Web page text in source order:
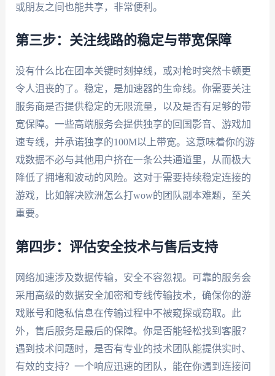
或朋友之间也能共享，非常便利。
第三步：关注线路的稳定与带宽保障
没有什么比在团本关键时刻掉线，或对枪时突然卡顿更
令人沮丧的了。稳定，是加速器的生命线。你需要关注
服务商是否提供稳定的无限流量，以及是否有足够的带
宽保障。一些高端服务会提供独享的回国影音、游戏加
速专线，并承诺独享的100M以上带宽。这意味着你的游
戏数据不必与其他用户挤在一条公共通道里，从而极大
降低了拥堵和波动的风险。这对于需要持续稳定连接的
游戏，比如解决欧洲怎么打wow的团队副本难题，至关
重要。
第四步：评估安全技术与售后支持
网络加速涉及数据传输，安全不容忽视。可靠的服务会
采用高级的数据安全加密和专线传输技术，确保你的游
戏账号和隐私信息在传输过程中不被窥探或窃取。此
外，售后服务是最后的保障。你是否能轻松找到客服？
遇到技术问题时，是否有专业的技术团队能提供实时、
有效的支持？一个响应迅速的团队，能在你遇到连接问